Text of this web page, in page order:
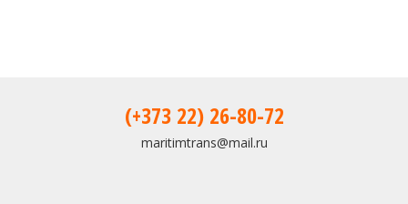
(+373 22) 26-80-72
maritimtrans@mail.ru